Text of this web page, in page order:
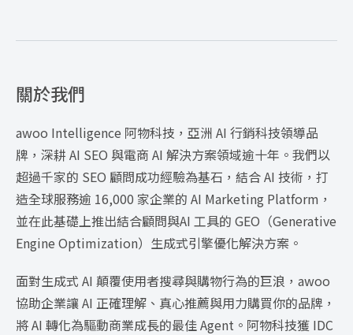
關於我們
awoo Intelligence 阿物科技，亞洲 AI 行銷科技領導品
牌，深耕 AI SEO 與電商 AI 解決方案領域逾十年。我們以
超過千家的 SEO 顧問成功經驗為基石，結合 AI 技術，打
造全球服務逾 16,000 家企業的 AI Marketing Platform，
並在此基礎上推出結合顧問與AI 工具的 GEO（Generative
Engine Optimization）生成式引擎優化解決方案。
面對生成式 AI 顛覆使用者搜尋與購物行為的巨浪，awoo
協助企業讓 AI 正確理解、真心推薦與用力購買你的品牌，
將 AI 轉化為驅動商業成長的最佳 Agent。阿物科技獲 IDC